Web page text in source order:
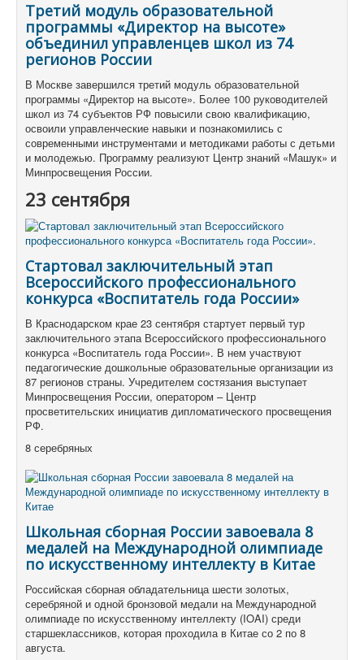
Третий модуль образовательной
программы «Директор на высоте»
объединил управленцев школ из 74
регионов России
В Москве завершился третий модуль образовательной
программы «Директор на высоте». Более 100 руководителей
школ из 74 субъектов РФ повысили свою квалификацию,
освоили управленческие навыки и познакомились с
современными инструментами и методиками работы с детьми
и молодежью. Программу реализуют Центр знаний «Машук» и
Минпросвещения России.
23 сентября
Стартовал заключительный этап
Всероссийского профессионального
конкурса «Воспитатель года России»
В Краснодарском крае 23 сентября стартует первый тур
заключительного этапа Всероссийского профессионального
конкурса «Воспитатель года России». В нем участвуют
педагогические дошкольные образовательные организации из
87 регионов страны. Учредителем состязания выступает
Минпросвещения России, оператором – Центр
просветительских инициатив дипломатического просвещения
РФ.
8 серебряных
Школьная сборная России завоевала 8
медалей на Международной олимпиаде
по искусственному интеллекту в Китае
Российская сборная обладательница шести золотых,
серебряной и одной бронзовой медали на Международной
олимпиаде по искусственному интеллекту (IOAI) среди
старшеклассников, которая проходила в Китае со 2 по 8
августа.